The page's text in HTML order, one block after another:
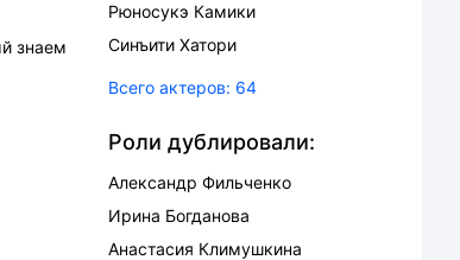
знаем
Рюносукэ Камики
Синъити Хатори
Всего актеров: 64
Роли дублировали:
Александр Фильченко
Ирина Богданова
Анастасия Климушкина